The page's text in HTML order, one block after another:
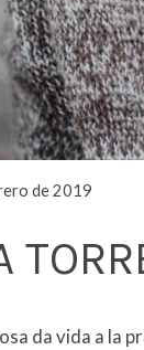
de 2019
da vida a la